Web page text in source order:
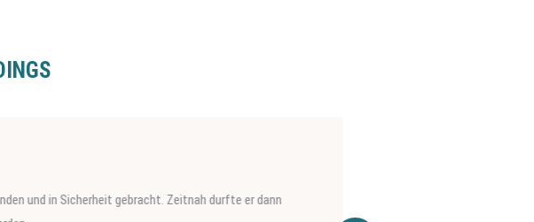
in Sicherheit gebracht. Zeitnah durfte er dann